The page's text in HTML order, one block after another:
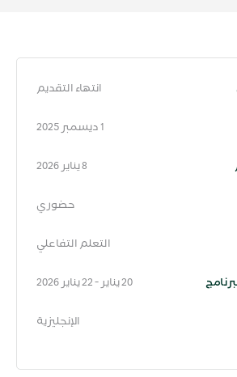
انتهاء التقديم
1 ديسمبر 2025
8 يناير 2026
حضوري
التعلم التفاعلي
20 يناير - 22 يناير 2026
الإنجليزية